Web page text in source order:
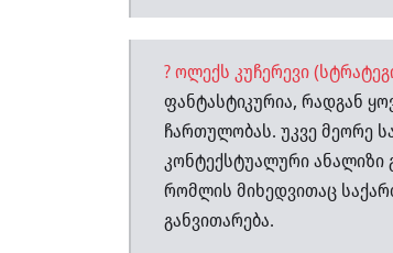
?ოლექს კუჩერევი
ფანტასტიკურია, რადგან
ჩართულობას. უკვე მეორე
კონტექსტუალური ანალიზი
რომლის მიხედვითაც
განვითარება.